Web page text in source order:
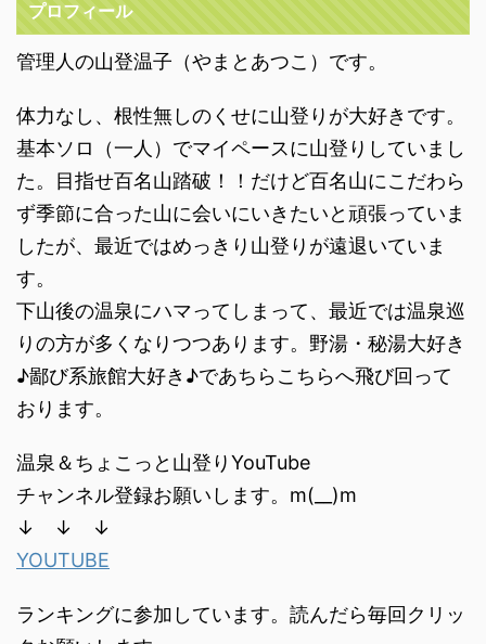
プロフィール
管理人の山登温子（やまとあつこ）です。
体力なし、根性無しのくせに山登りが大好きです。
基本ソロ（一人）でマイペースに山登りしていまし
た。目指せ百名山踏破！！だけど百名山にこだわら
ず季節に合った山に会いにいきたいと頑張っていま
したが、最近ではめっきり山登りが遠退いていま
す。
下山後の温泉にハマってしまって、最近では温泉巡
りの方が多くなりつつあります。野湯・秘湯大好き
♪鄙び系旅館大好き♪であちらこちらへ飛び回って
おります。
温泉＆ちょこっと山登りYouTube
チャンネル登録お願いします。m(__)m
↓ ↓ ↓
YOUTUBE
ランキングに参加しています。読んだら毎回クリッ